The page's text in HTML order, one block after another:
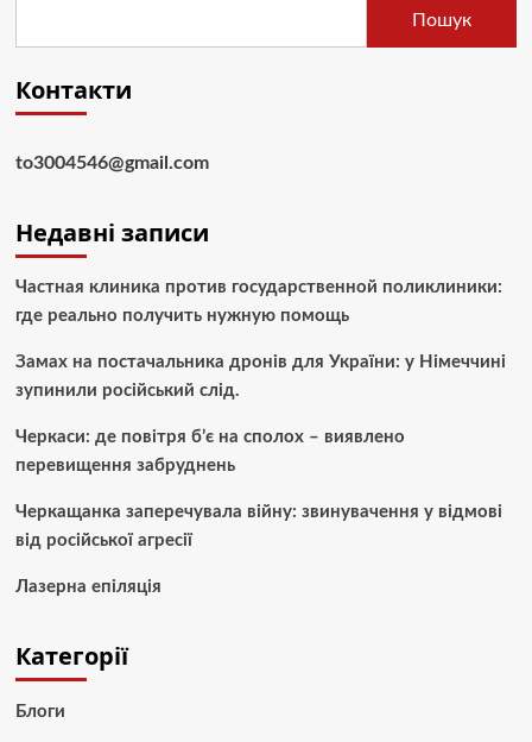
Пошук
Контакти
to3004546@gmail.com
Недавні записи
Частная клиника против государственной поликлиники:
где реально получить нужную помощь
Замах на постачальника дронів для України: у Німеччині
зупинили російський слід.
Черкаси: де повітря б’є на сполох – виявлено
перевищення забруднень
Черкащанка заперечувала війну: звинувачення у відмові
від російської агресії
Лазерна епіляція
Категорії
Блоги